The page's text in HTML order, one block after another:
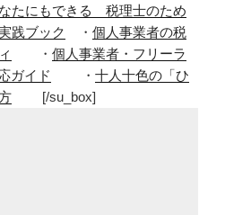
たにもできる 税理士のため
践ブック
・ 個人事業者の税
・ 個人事業者・フリーラ
ガイド
・ 十人十色の「ひ
[/su_box]